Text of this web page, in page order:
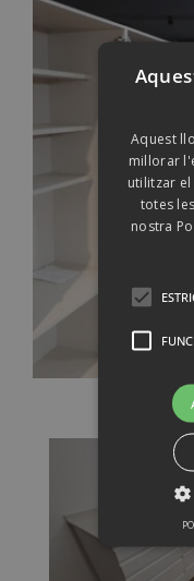
Aquest
millorar
utilitzar
totes
nostra